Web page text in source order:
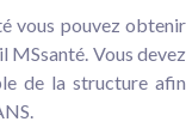
vous pouvez obtenir
MSsanté. Vous devez
de la structure afin